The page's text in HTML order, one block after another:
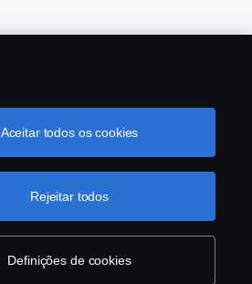
Definições de cookies
Rejeitar todos
Aceitar todos os cookies